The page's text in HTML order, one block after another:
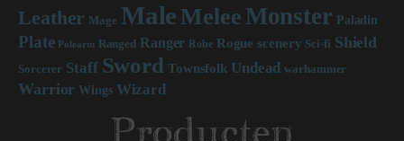
Leather Mage MaleMeleeMonster Paladin
Plate Polearm Ranged Ranger Robe Rogue scenery Sci-fi Shield
Sorcerer Staff Sword Townsfolk Undead warhammer
Warrior Wings Wizard
Producten